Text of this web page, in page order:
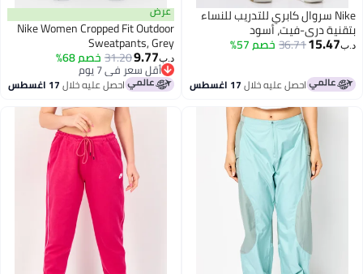
Nike سروال كابري للتدريب للنساء
دري-فيت، أسود
15.47
36.71خصم 57%
احصل عليه خلال17 اغسطس
عرض
Nike Women Cropped Fit Outdoor
Sweatpants, Grey
د.ب‏9.77
31.20خصم 68%
أقل سعر في 7 يوم
أقل سعر في 7 يوماحصل عليه خلال17 اغسطس